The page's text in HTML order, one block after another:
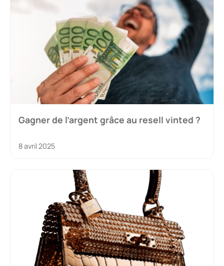
Gagner de l’argent grâce au resell vinted ?
8 avril 2025